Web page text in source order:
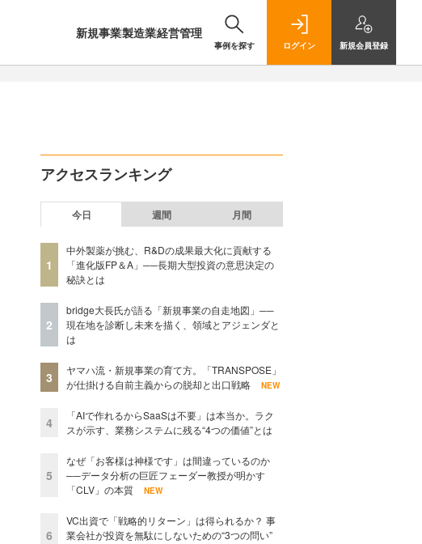
新規事業製造業経営管理
事例を探す ログイン 新規会員登録
アクセスランキング
今日 週間 月間
1
中外製薬が挑む、R&Dの成果最大化に貢献する
「進化版FP＆A」──長期大型投資の意思決定の
秘訣とは
2
bridge大長氏が語る「新規事業の自走地図」──
現在地を診断し未来を描く、領域とアジェンダと
は
3
ヤマハ流・新規事業の育て方。「TRANSPOSE」
が仕掛ける自前主義からの脱却と出口戦略
NEW
4
「AIで作れるからSaaSは不要」は本当か。ラク
スが示す、業務システムに残る“4つの価値”とは
5
なぜ「お客様は神様です」は間違っているのか
──データ分析の巨匠フェーダー教授が明かす
「CLV」の本質
NEW
6
VC出資で「戦略的リターン」は得られるか？ 事
業会社が投資を無駄にしないための“3つの問い”